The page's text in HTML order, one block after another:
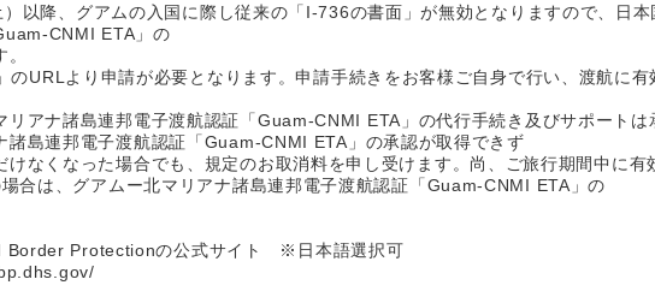
以降、グアムの入国に際し従来の「I-736の書面」が無効となりますので、日
CNMI ETA」の
のURLより申請が必要となります。申請手続きをお客様ご自身で行い、渡航に
リアナ諸島連邦電子渡航認証「Guam-CNMI ETA」の代行手続き及びサポート
諸島連邦電子渡航認証「Guam-CNMI ETA」の承認が取得できず
けなくなった場合でも、規定のお取消料を申し受けます。尚、ご旅行期間中に
場合は、グアムー北マリアナ諸島連邦電子渡航認証「Guam-CNMI ETA」の
Border Protectionの公式サイト ※日本語選択可